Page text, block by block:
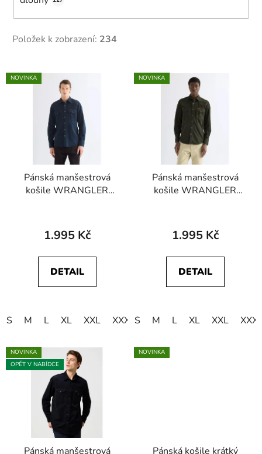
Položek k zobrazení: 234
V
ý
NOVINKA
Pánská manšestrová
košile WRANGLER
1.995 Kč
DETAIL
S M L XL XXL XXXL
NOVINKA
Pánská manšestrová
košile WRANGLER
1.995 Kč
DETAIL
S M L XL XXL
NOVINKA
OPĚT V NABÍDCE
Pánská manšestrová
NOVINKA
Pánská košile krátký